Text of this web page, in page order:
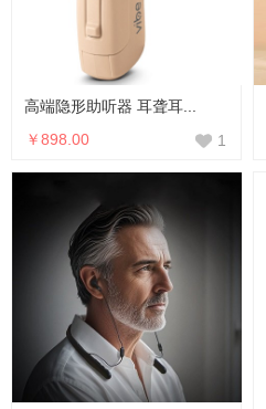
高端隐形助听器 耳聋耳...
￥898.00
1